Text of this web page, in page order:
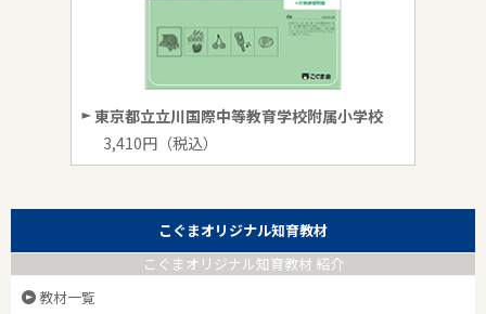
東京都立立川国際中等教育学校附属小学校
3,410円（税込）
こぐまオリジナル知育教材
こぐまオリジナル知育教材 紹介
教材一覧